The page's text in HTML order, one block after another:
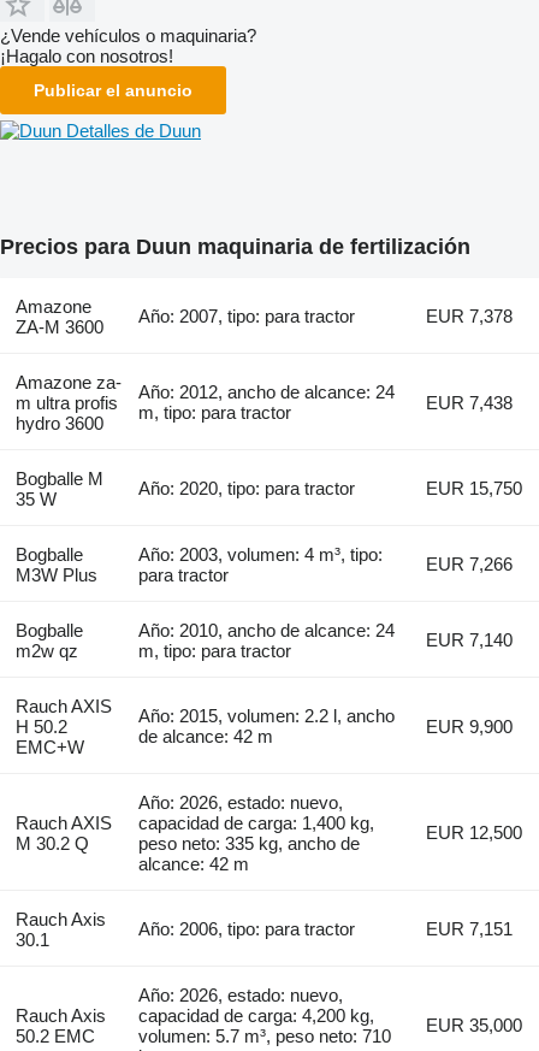
¿Vende vehículos o maquinaria?
¡Hagalo con nosotros!
Publicar el anuncio
Detalles de Duun
Precios para Duun maquinaria de fertilización
Amazone
ZA-M 3600
Año: 2007, tipo: para tractor EUR 7,378
Amazone za-
m ultra profis
hydro 3600
Año: 2012, ancho de alcance: 24
m, tipo: para tractor
EUR 7,438
Bogballe M
35 W
Año: 2020, tipo: para tractor EUR 15,750
Bogballe
M3W Plus
Año: 2003, volumen: 4 m³, tipo:
para tractor
EUR 7,266
Bogballe
m2w qz
Año: 2010, ancho de alcance: 24
m, tipo: para tractor
EUR 7,140
Rauch AXIS
H 50.2
EMC+W
Año: 2015, volumen: 2.2 l, ancho
de alcance: 42 m
EUR 9,900
Rauch AXIS
M 30.2 Q
Año: 2026, estado: nuevo,
capacidad de carga: 1,400 kg,
peso neto: 335 kg, ancho de
alcance: 42 m
EUR 12,500
Rauch Axis
30.1
Año: 2006, tipo: para tractor EUR 7,151
Rauch Axis
50.2 EMC
Año: 2026, estado: nuevo,
capacidad de carga: 4,200 kg,
volumen: 5.7 m³, peso neto: 710
EUR 35,000